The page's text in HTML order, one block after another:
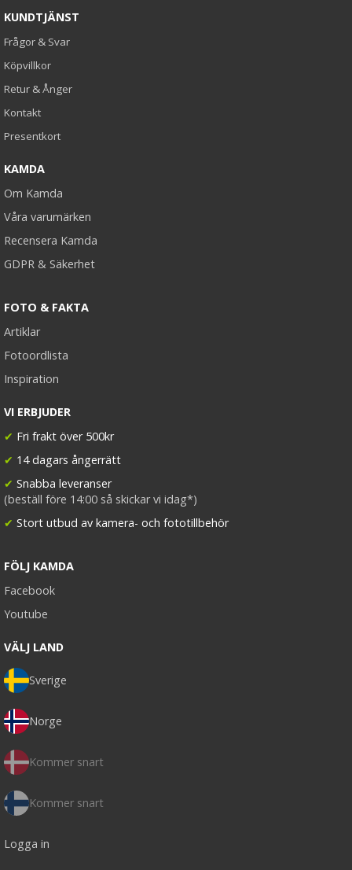
KUNDTJÄNST
Frågor & Svar
Köpvillkor
Retur & Ånger
Kontakt
Presentkort
KAMDA
Om Kamda
Våra varumärken
Recensera Kamda
GDPR & Säkerhet
FOTO & FAKTA
Artiklar
Fotoordlista
Inspiration
VI ERBJUDER
✔ Fri frakt över 500kr
✔ 14 dagars ångerrätt
✔ Snabba leveranser
(beställ före 14:00 så skickar vi idag*)
✔ Stort utbud av kamera- och fototillbehör
FÖLJ KAMDA
Facebook
Youtube
VÄLJ LAND
Sverige
Norge
Kommer snart
Kommer snart
Logga in